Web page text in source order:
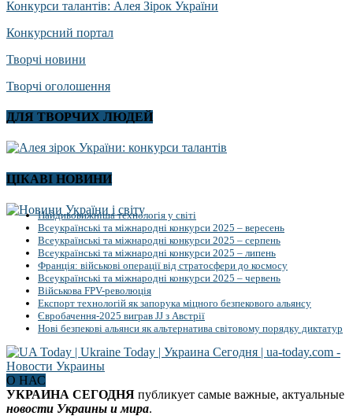
Конкурси талантів: Алея Зірок України
Конкурсний портал
Творчі новини
Творчі оголошення
ДЛЯ ТВОРЧИХ ЛЮДЕЙ
ЦІКАВІ НОВИНИ
Найдивовижніша технологія у світі
Всеукраїнські та міжнародні конкурси 2025 – вересень
Всеукраїнські та міжнародні конкурси 2025 – серпень
Всеукраїнські та міжнародні конкурси 2025 – липень
Франція: військові операції від стратосфери до космосу
Всеукраїнські та міжнародні конкурси 2025 – червень
Військова FPV-революція
Експорт технологій як запорука міцного безпекового альянсу
Євробачення-2025 виграв JJ з Австрії
Нові безпекові альянси як альтернатива світовому порядку диктатур
О НАС
УКРАИНА СЕГОДНЯ публикует самые важные, актуальные
новости Украины и мира.